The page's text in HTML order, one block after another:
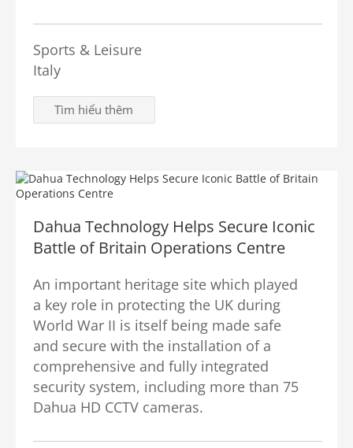
Sports & Leisure
Italy
Tìm hiểu thêm
Dahua Technology Helps Secure Iconic
Battle of Britain Operations Centre
An important heritage site which played
a key role in protecting the UK during
World War II is itself being made safe
and secure with the installation of a
comprehensive and fully integrated
security system, including more than 75
Dahua HD CCTV cameras.